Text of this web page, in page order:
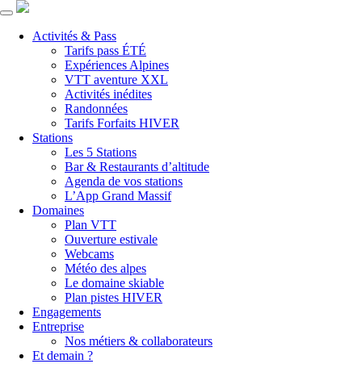
Activités & Pass
Tarifs pass ÉTÉ
Expériences Alpines
VTT aventure XXL
Activités inédites
Randonnées
Tarifs Forfaits HIVER
Stations
Les 5 Stations
Bar & Restaurants d’altitude
Agenda de vos stations
L’App Grand Massif
Domaines
Plan VTT
Ouverture estivale
Webcams
Météo des alpes
Le domaine skiable
Plan pistes HIVER
Engagements
Entreprise
Nos métiers & collaborateurs
Et demain ?